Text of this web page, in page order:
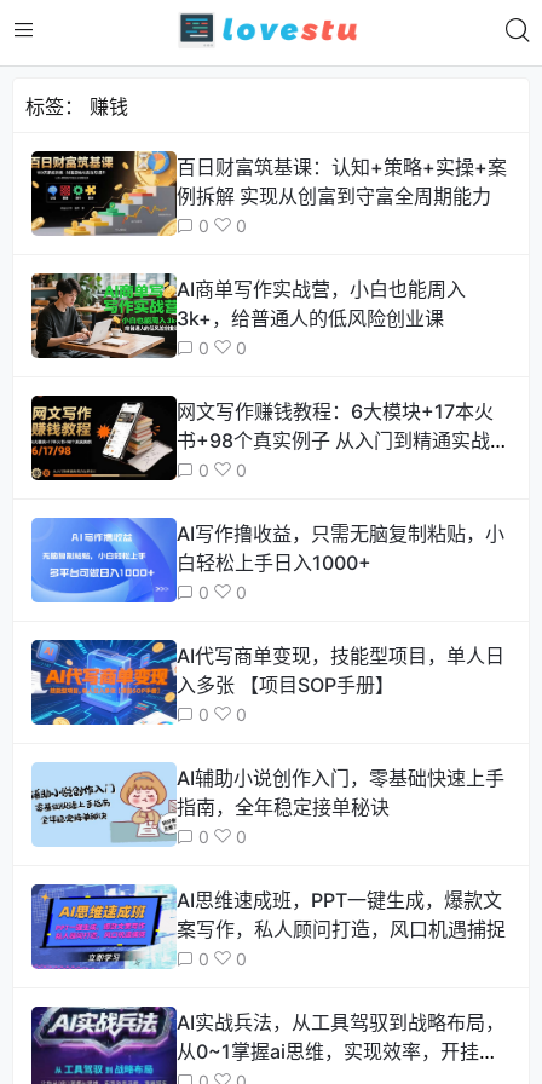
标签： 赚钱
百日财富筑基课：认知+策略+实操+案
例拆解 实现从创富到守富全周期能力
0 0
AI商单写作实战营，小白也能周入
3k+，给普通人的低风险创业课
0 0
网文写作赚钱教程：6大模块+17本火
书+98个真实例子 从入门到精通实战方
法 0 0
AI写作撸收益，只需无脑复制粘贴，小
白轻松上手日入1000+
0 0
AI代写商单变现，技能型项目，单人日
入多张 【项目SOP手册】
0 0
AI辅助小说创作入门，零基础快速上手
指南，全年稳定接单秘诀
0 0
AI思维速成班，PPT一键生成，爆款文
案写作，私人顾问打造，风口机遇捕捉
0 0
AI实战兵法，从工具驾驭到战略布局，​
从0~1掌握ai思维，实现效率，开挂弯